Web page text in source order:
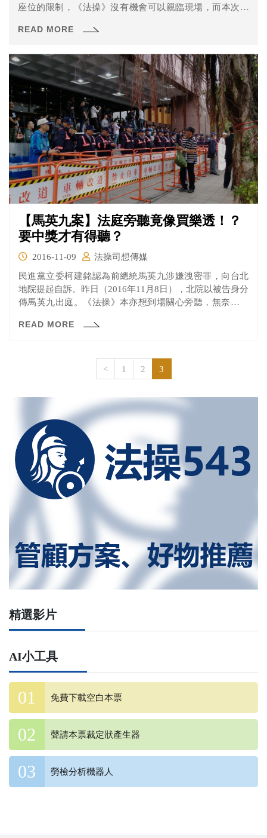
座位的限制，《法操》沒有機會可以親臨現場，而本次台
座位，《法操》有幸於開庭的第7法庭蒞庭旁聽。
READ MORE
【馬英九案】法庭旁聽竟像買樂透！？
要中獎才有得聽？
2016-11-09
法操司想傳媒
民進黨立委柯建銘認為前總統馬英九涉嫌洩密罪，向台北
地院提起自訴。昨日（2016年11月8日），北院以被告身分
傳馬英九出庭。《法操》本亦想到場關心旁聽，無奈人山
聞稿公告，本次庭期在第7法庭開庭，第6、8法庭設置延伸
READ MORE
< 1 2 3
精選影片
AI小工具
免費下載空白本票
聲請本票裁定狀產生器
勞檢分析機器人